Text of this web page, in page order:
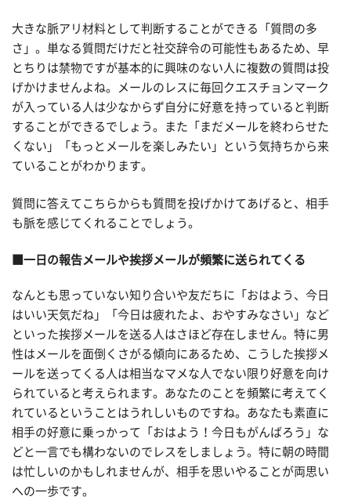
大きな脈アリ材料として判断することができる「質問の多
さ」。単なる質問だけだと社交辞令の可能性もあるため、早
とちりは禁物ですが基本的に興味のない人に複数の質問は投
げかけませんよね。メールのレスに毎回クエスチョンマーク
が入っている人は少なからず自分に好意を持っていると判断
することができるでしょう。また「まだメールを終わらせた
くない」「もっとメールを楽しみたい」という気持ちから来
ていることがわかります。
質問に答えてこちらからも質問を投げかけてあげると、相手
も脈を感じてくれることでしょう。
■一日の報告メールや挨拶メールが頻繁に送られてくる
なんとも思っていない知り合いや友だちに「おはよう、今日
はいい天気だね」「今日は疲れたよ、おやすみなさい」など
といった挨拶メールを送る人はさほど存在しません。特に男
性はメールを面倒くさがる傾向にあるため、こうした挨拶メ
ールを送ってくる人は相当なマメな人でない限り好意を向け
られていると考えられます。あなたのことを頻繁に考えてく
れているということはうれしいものですね。あなたも素直に
相手の好意に乗っかって「おはよう！今日もがんばろう」な
どと一言でも構わないのでレスをしましょう。特に朝の時間
は忙しいのかもしれませんが、相手を思いやることが両思い
への一歩です。